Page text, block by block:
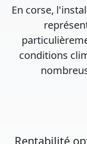
En corse,
conditions
Rentabilité